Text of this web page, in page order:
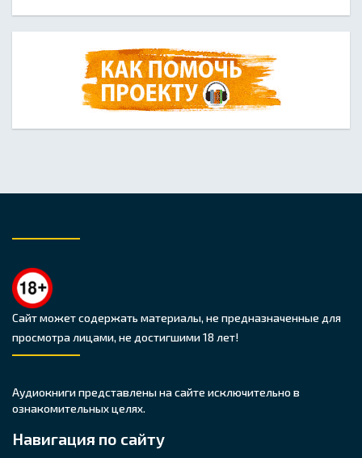
Сайт может содержать материалы, не предназначенные для
просмотра лицами, не достигшими 18 лет!
Аудиокниги представлены на сайте исключительно в
ознакомительных целях.
Навигация по сайту